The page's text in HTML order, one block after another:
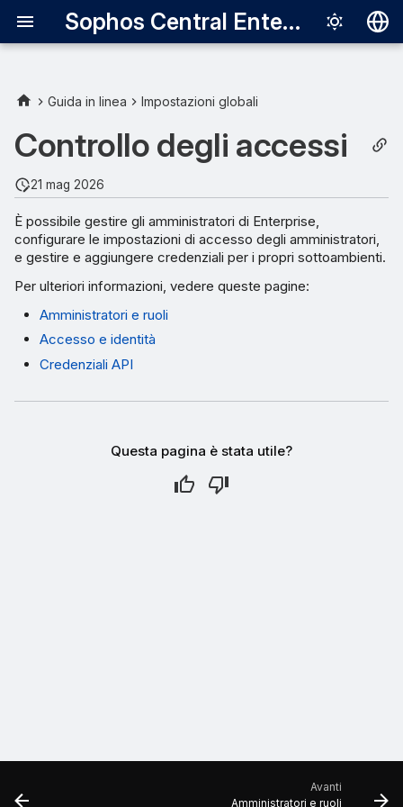
Sophos Central Enterprise
Español
Français
Italiano
日本語
한국어
Guida in linea Impostazioni globali
Controllo degli accessi
21 mag 2026
È possibile gestire gli amministratori di Enterprise,
configurare le impostazioni di accesso degli amministratori,
e gestire e aggiungere credenziali per i propri sottoambienti.
Per ulteriori informazioni, vedere queste pagine:
Amministratori e ruoli
Accesso e identità
Credenziali API
Questa pagina è stata utile?
Avanti
Amministratori e ruoli